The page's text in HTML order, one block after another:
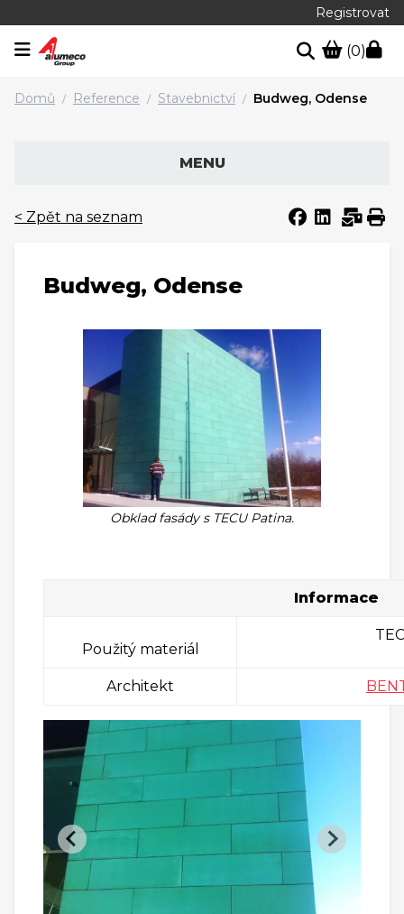
Registrovat
(0)
Domů / Reference / Stavebnictví / Budweg, Odense
MENU
< Zpět na seznam
Budweg, Odense
Obklad fasády s TECU Patina.
Informace
Použitý materiál
Architekt